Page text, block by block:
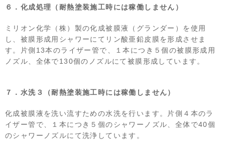
６．化成処理（耐熱塗装施工時には稼働しません）
ミリオン化学（株）製の化成被膜液（グランダー）を使用
し、被膜形成用シャワーにてリン酸亜鉛皮膜を形成させま
す。片側13本のライザー管で、１本につき５個の被膜形成用
ノズル、全体で130個のノズルにて被膜形成しています。
７．水洗３（耐熱塗装施工時には稼働しません）
化成被膜液を洗い流すための水洗を行います。片側４本のラ
イザー管で、１本につき５個のシャワーノズル、全体で40個
のシャワーノズルにて洗浄しています。